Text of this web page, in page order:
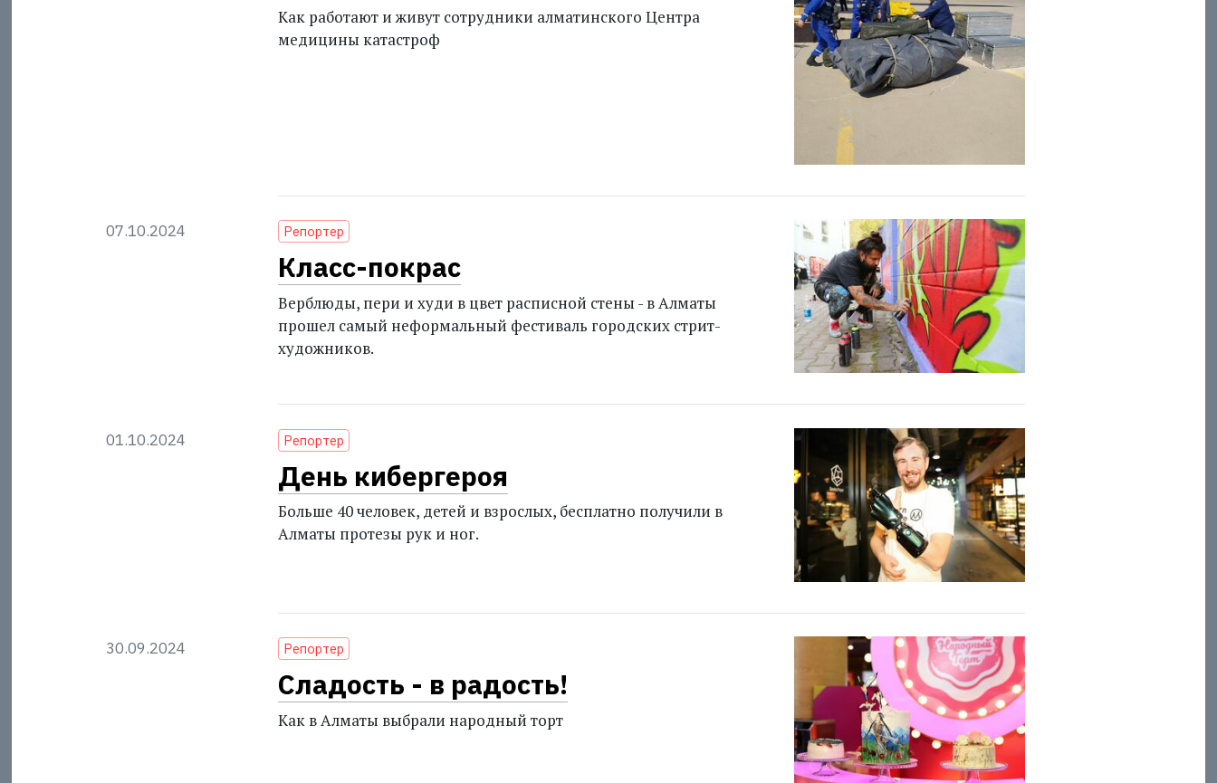
Как работают и живут сотрудники алматинского Центра
медицины катастроф
07.10.2024 Репортер
Класс-покрас
Верблюды, пери и худи в цвет расписной стены - в Алматы
прошел самый неформальный фестиваль городских стрит-
художников.
01.10.2024 Репортер
День кибергероя
Больше 40 человек, детей и взрослых, бесплатно получили в
Алматы протезы рук и ног.
30.09.2024 Репортер
Сладость - в радость!
Как в Алматы выбрали народный торт